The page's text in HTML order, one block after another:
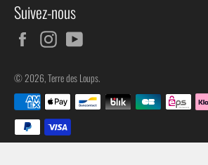
Suivez-nous
FacebookInstagram
© 2026,Terre des Loups.
Méthodes
de
paiement